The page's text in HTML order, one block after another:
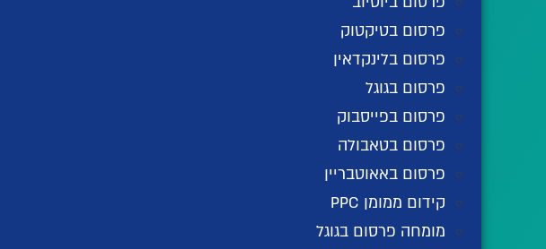
פרסום בטיקטוק
פרסום בלינקדאין
פרסום בגוגל
פרסום בפייסבוק
פרסום בטאבולה
פרסום באאוטבריין
קידום ממומן PPC
מומחה פרסום בגוגל